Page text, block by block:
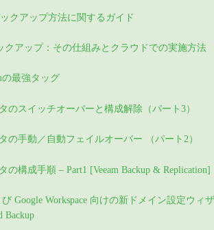
クアップ方法に関するガイド
クアップ：その仕組みとクラウドでの実施方法
の最強タッグ
のスイッチオーバーと構成解除（パート3）
の手動／自動フェイルオーバー （パート2）
の構成手順 – Part1 [Veeam Backup & Replication]
Google Workspace 向けの新ドメイン設定ウィザ
Backup